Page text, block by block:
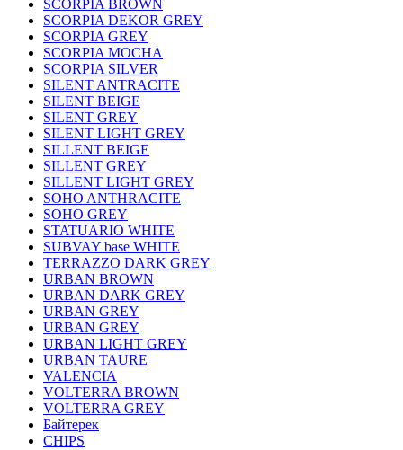
SCORPIA BROWN
SCORPIA DEKOR GREY
SCORPIA GREY
SCORPIA MOCHA
SCORPIA SILVER
SILENT ANTRACITE
SILENT BEIGE
SILENT GREY
SILENT LIGHT GREY
SILLENT BEIGE
SILLENT GREY
SILLENT LIGHT GREY
SOHO ANTHRACITE
SOHO GREY
STATUARIO WHITE
SUBVAY base WHITE
TERRAZZO DARK GREY
URBAN BROWN
URBAN DARK GREY
URBAN GREY
URBAN GREY
URBAN LIGHT GREY
URBAN TAURE
VALENCIA
VOLTERRA BROWN
VOLTERRA GREY
Байтерек
СHIPS